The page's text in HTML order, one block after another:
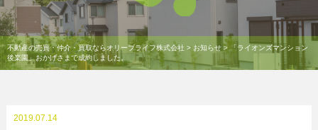
不動産の売買・仲介・買取ならオリーブライフ株式会社 > お知らせ> 「ライオンズマンション
後楽園」おかげさまで成約しました。
2019.07.14